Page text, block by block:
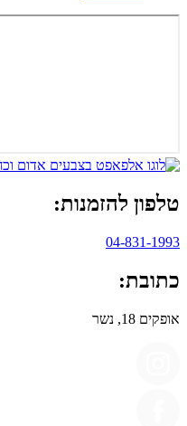
טלפון להזמנות:
04-831-1993
כתובת:
אופקים 18, נשר